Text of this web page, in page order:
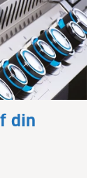
din